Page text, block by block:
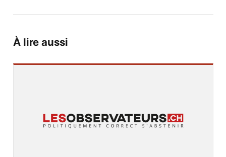
À lire aussi